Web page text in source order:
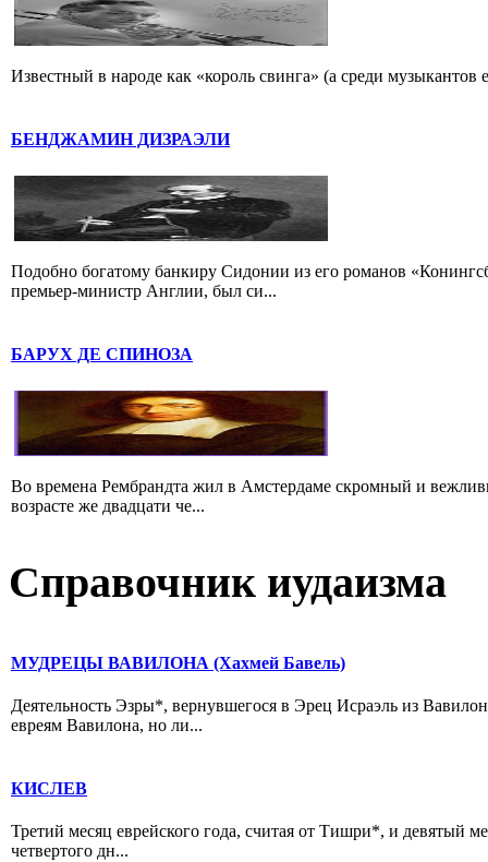
Известный в народе как «король свинга» (а среди
БЕНДЖАМИН ДИЗРАЭЛИ
Подобно богатому банкиру Сидонии из его романов
премьер-министр Англии, был си...
БАРУХ ДЕ СПИНОЗА
Во времена Рембрандта жил в Амстердаме скромный и
возрасте же двадцати че...
Справочник иудаизма
МУДРЕЦЫ ВАВИЛОНА (Хахмей Бавель)
Деятельность Эзры*, вернувшегося в Эрец Исраэль из
евреям Вавилона, но ли...
КИСЛЕВ
Третий месяц еврейского года, считая от Тишри*, и девятый
четвертого дн...